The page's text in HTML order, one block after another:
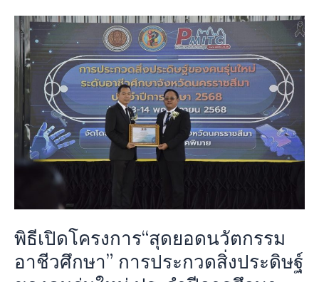
พิธีเปิดโครงการ“สุดยอดนวัตกรรม
อาชีวศึกษา” การประกวดสิ่งประดิษฐ์
พิธี
เปิด
โครงการ“สุด
ยอด
นวัตกรรม
อาชีวศึกษา”
การ
ประกวด
ของ
คน
รุ่น
ใหม่